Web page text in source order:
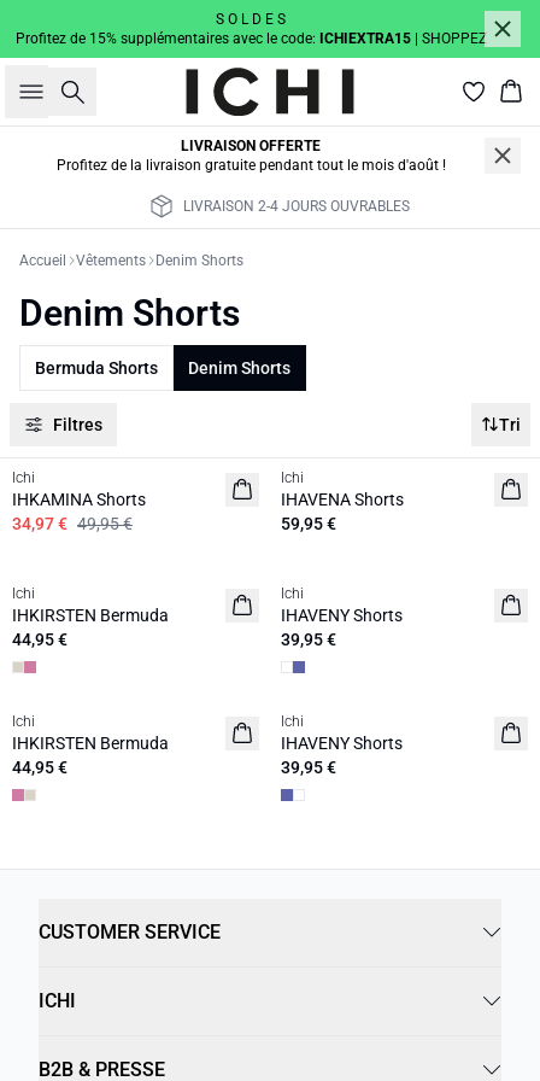
S O L D E S
Profitez de 15% supplémentaires avec le code: ICHIEXTRA15 | SHOPPEZ
Rechercher
LIVRAISON OFFERTE
Profitez de la livraison gratuite pendant tout le mois d'août !
LIVRAISON 2-4 JOURS OUVRABLES
Accueil Vêtements Denim Shorts
Denim Shorts
Bermuda Shorts Denim Shorts
Filtres Tri
SALE | 30%
Ichi
IHKAMINA Shorts
34,97 € 49,95 €
Ichi
IHAVENA Shorts
59,95 €
Ichi
IHKIRSTEN Bermuda
44,95 €
Ichi
IHAVENY Shorts
39,95 €
Ichi
IHKIRSTEN Bermuda
44,95 €
Ichi
IHAVENY Shorts
39,95 €
CUSTOMER SERVICE
ICHI
B2B & PRESSE